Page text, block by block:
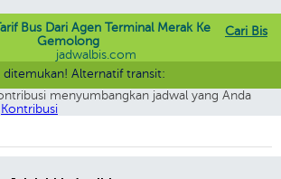
Cari Bis
Bus Dari Agen Terminal Merak Ke
Gemolong
jadwalbis.com
ditemukan! Alternatif transit:
belum terdaftar. Saat ini Kami sedang terus
Jabis.
menyumbangkan jadwal yang Anda
Kontribusi